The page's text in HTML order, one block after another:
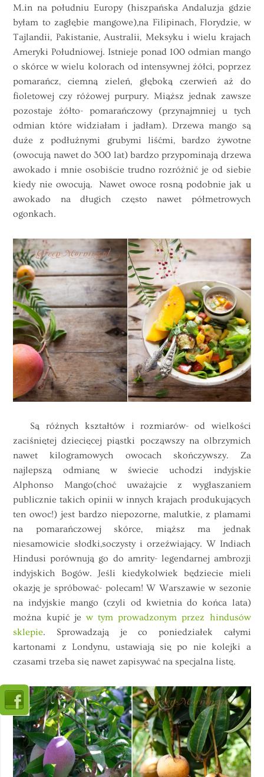
M.in na południu Europy (hiszpańska Andaluzja gdzie
byłam to zagłębie mangowe),na Filipinach, Florydzie, w
Tajlandii, Pakistanie, Australii, Meksyku i wielu krajach
Ameryki Południowej. Istnieje ponad 100 odmian mango
o skórce w wielu kolorach od intensywnej żółci, poprzez
pomarańcz, ciemną zieleń, głęboką czerwień aż do
fioletowej czy różowej purpury. Miąższ jednak zawsze
pozostaje żółto- pomarańczowy (przynajmniej u tych
odmian które widziałam i jadłam). Drzewamango są
duże z podłużnymi grubymi liśćmi, bardzo żywotne
(owocują nawet do 300 lat) bardzo przypominają drzewa
awokado i mnie osobiście trudno rozróżnić je od siebie
kiedy nie owocują. Nawet owoce rosną podobnie jak u
awokado na długich często nawet półmetrowych
ogonkach.
Są różnych kształtów i rozmiarów- od wielkości
zaciśniętej dziecięcej piąstki począwszy na olbrzymich
nawet kilogramowych owocach skończywszy. Za
najlepszą odmianę w świecie uchodzi indyjskie
Alphonso Mango(choć uważajcie z wygłaszaniem
publicznie takich opinii w innych krajach produkujących
ten owoc!) jest bardzo niepozorne, malutkie, z plamami
na pomarańczowej skórce, miąższ ma jednak
niesamowicie słodki,soczysty i orzeźwiający. W Indiach
Hindusi porównują go do amrity- legendarnej ambrozji
indyjskich Bogów. Jeśli kiedykolwiek będziecie mieli
okazję je spróbować- polecam! W Warszawie w sezonie
na indyjskie mango (czyli od kwietnia do końca lata)
można kupić je w tym prowadzonym przez hindusów
sklepie. Sprowadzają je co poniedziałek całymi
kartonami z Londynu, ustawiają się po nie kolejki a
czasami trzeba się nawet zapisywać na specjalna listę.